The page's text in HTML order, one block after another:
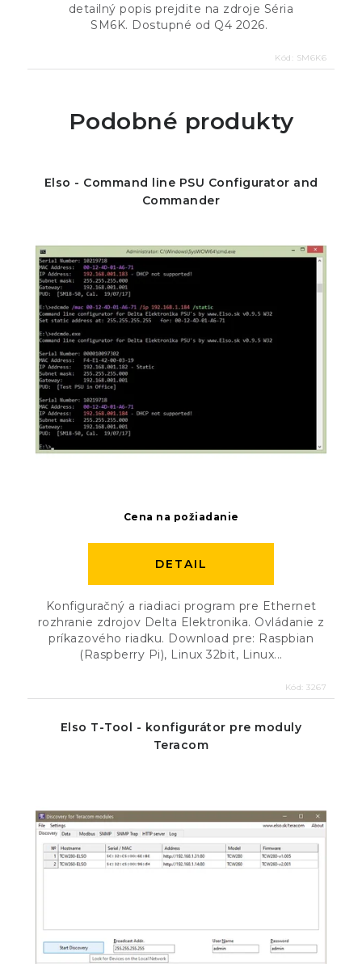
detailný popis prejdite na zdroje Séria
SM6K. Dostupné od Q4 2026.
Kód: SM6K6
Podobné produkty
Elso - Command line PSU Configurator and
Commander
Cena na požiadanie
DETAIL
Konfiguračný a riadiaci program pre Ethernet
rozhranie zdrojov Delta Elektronika. Ovládanie z
príkazového riadku. Download pre: Raspbian
(Raspberry Pi), Linux 32bit, Linux...
Kód: 3267
Elso T-Tool - konfigurátor pre moduly
Teracom